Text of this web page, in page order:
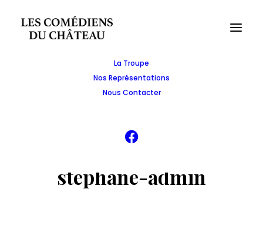
La Troupe
Nos Représentations
Nous Contacter
stephane-admin